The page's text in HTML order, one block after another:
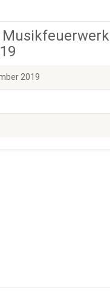
Musikfeuerwerk
2019